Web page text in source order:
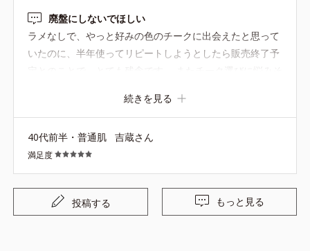
廃盤にしないでほしい
ラメなしで、やっと好みの色のチークに出会えたと思って
いたのに、半年使ってリピートしようとしたら販売終了予
定とのことで、とても残念です。 またチーク選びに悩みそ
続きを見る
40代前半・普通肌 吉蔵さん
満足度
投稿する もっと見る